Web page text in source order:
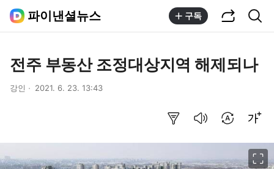
파이낸셜뉴스 구독
전주 부동산 조정대상지역 해제되나
강인 2021. 6. 23. 13:43